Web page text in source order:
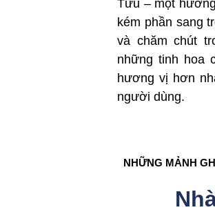
Tửu – một
kém phần sang
và chăm chút
những tinh hoa
hương vị hơn
người dùng.
NHỮNG MẢNH